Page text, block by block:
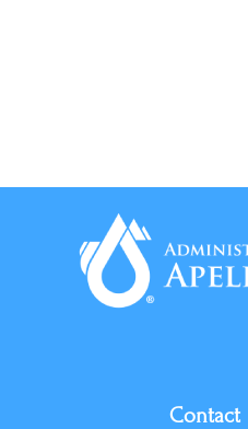
Contact